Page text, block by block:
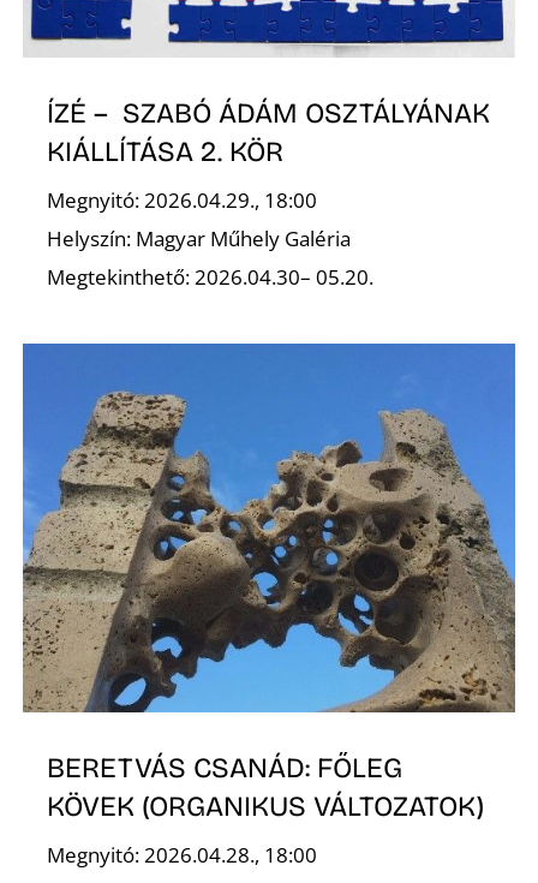
ÍZÉ – SZABÓ ÁDÁM OSZTÁLYÁNAK
KIÁLLÍTÁSA 2. KÖR
Megnyitó: 2026.04.29., 18:00
Helyszín: Magyar Műhely Galéria
Megtekinthető: 2026.04.30– 05.20.
BERETVÁS CSANÁD: FŐLEG
KÖVEK (ORGANIKUS VÁLTOZATOK)
Megnyitó: 2026.04.28., 18:00